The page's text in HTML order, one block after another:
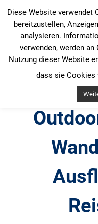
Inhalt
springen
Diese Website verwendet
bereitzustellen,
analysieren.
verwenden, werden
Nutzung dieser Website
dass sie Cookies